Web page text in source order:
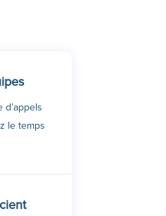
d’appels
le temps